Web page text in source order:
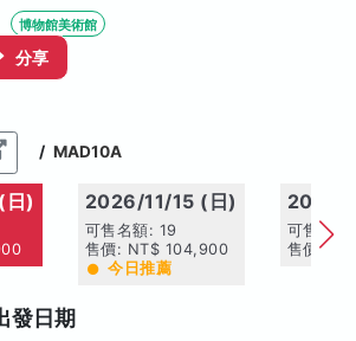
博物館美術館
分享
/ MAD10A
) 2026/11/15 (日)
可售名額: 19
售價: NT$ 104,900
今日推薦
2026/
可售名
售價:
發日期